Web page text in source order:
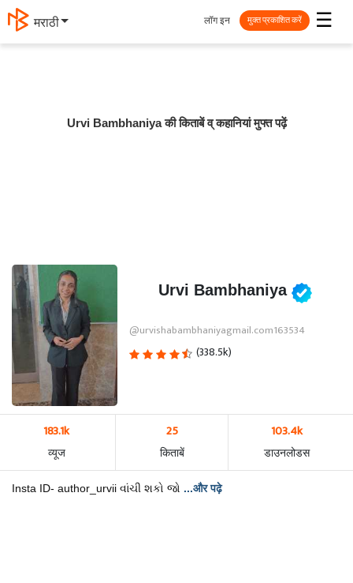
मराठी ☰
लॉग इन मुक्त प्रकाशित करें
Urvi Bambhaniya की किताबें व् कहानियां मुफ्त पढ़ें
Urvi Bambhaniya
@urvishabambhaniyagmail.com163534
(338.5k)
183.1k
व्यूज
25
किताबें
103.4k
डाउनलोडस
Insta ID- author_urvii વાંચી શકો જો ...और पढ़े